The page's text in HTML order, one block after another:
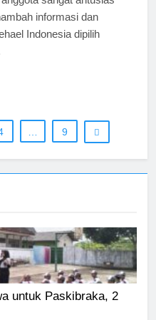
untuk Paskibraka, 2
informasi dan
Indonesia dipilih
9